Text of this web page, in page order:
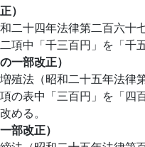
）
二十四年法律第二百六十
項中「千三百円」を「千
一部改正）
殖法（昭和二十五年法律
の表中「三百円」を「四
める。
部改正）